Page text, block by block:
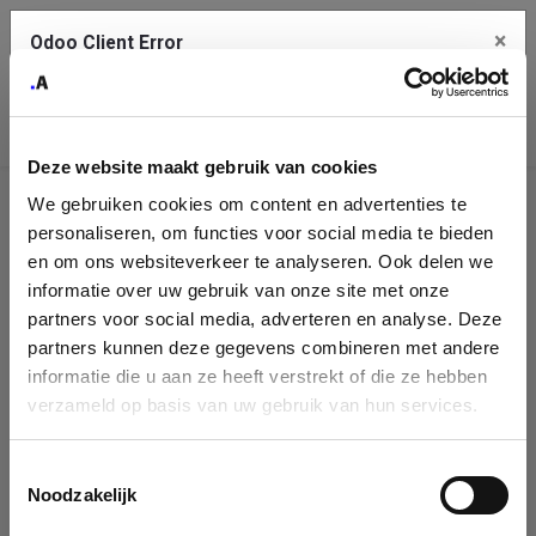
Deze website maakt gebruik van cookies
We gebruiken cookies om content en advertenties te
personaliseren, om functies voor social media te bieden
en om ons websiteverkeer te analyseren. Ook delen we
informatie over uw gebruik van onze site met onze
partners voor social media, adverteren en analyse. Deze
partners kunnen deze gegevens combineren met andere
informatie die u aan ze heeft verstrekt of die ze hebben
verzameld op basis van uw gebruik van hun services.
Noodzakelijk
Company
Identification
Please fill in your company details
You can search a company in our database by name, VAT or
enterprise ID. When a company is selected it will auto-complete the
form. If you don't find your company in our database, you can create
Odoo Client Error ×
service.
See details
Ok